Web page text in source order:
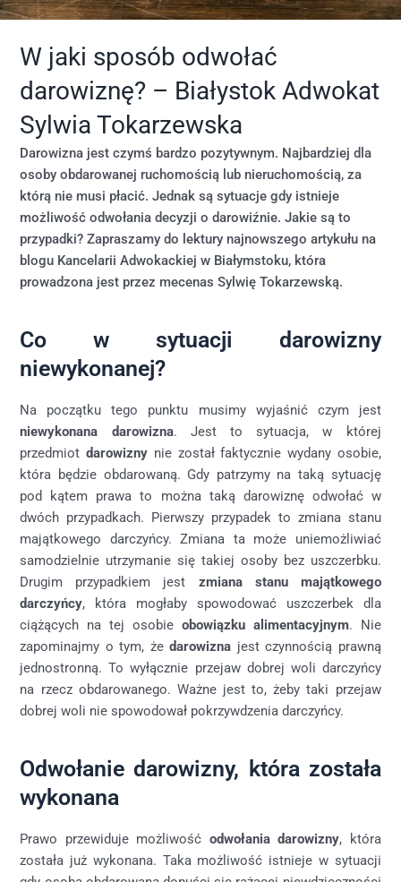
W jaki sposób odwołać
darowiznę? – Białystok Adwokat
Sylwia Tokarzewska
Darowizna jest czymś bardzo pozytywnym. Najbardziej dla
osoby obdarowanej ruchomością lub nieruchomością, za
którą nie musi płacić. Jednak są sytuacje gdy istnieje
możliwość odwołania decyzji o darowiźnie. Jakie są to
przypadki? Zapraszamy do lektury najnowszego artykułu na
blogu Kancelarii Adwokackiej w Białymstoku, która
prowadzona jest przez mecenas Sylwię Tokarzewską.
Co w sytuacji darowizny
niewykonanej?
Na początku tego punktu musimy wyjaśnić czym jest
niewykonana darowizna. Jest to sytuacja, w której
przedmiotdarowizny nie został faktycznie wydany osobie,
która będzie obdarowaną. Gdy patrzymy na taką sytuację
pod kątem prawa to można taką darowiznę odwołać w
dwóch przypadkach. Pierwszy przypadek to zmiana stanu
majątkowego darczyńcy. Zmiana ta może uniemożliwiać
samodzielnie utrzymanie się takiej osoby bez uszczerbku.
Drugim przypadkiem jest zmiana stanu majątkowego
darczyńcy, która mogłaby spowodować uszczerbek dla
ciążących na tej osobie obowiązku alimentacyjnym. Nie
zapominajmy o tym, żedarowizna jest czynnością prawną
jednostronną. To wyłącznie przejaw dobrej woli darczyńcy
na rzecz obdarowanego. Ważne jest to, żeby taki przejaw
dobrej woli nie spowodował pokrzywdzenia darczyńcy.
Odwołanie darowizny, która została
wykonana
Prawo przewiduje możliwość odwołania darowizny, która
została już wykonana. Taka możliwość istnieje w sytuacji